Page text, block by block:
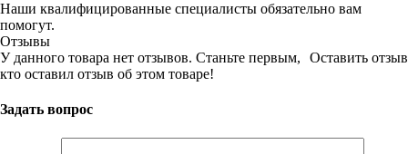
Наши квалифицированные специалисты обязательно вам
помогут.
Отзывы
Оставить отзыв
У данного товара нет отзывов. Станьте первым,
кто оставил отзыв об этом товаре!
Задать вопрос